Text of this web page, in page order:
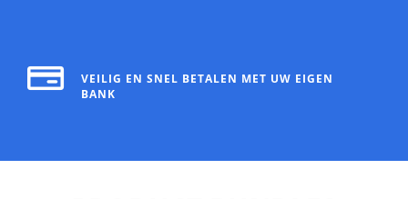
VEILIG EN SNEL BETALEN MET UW EIGEN
BANK